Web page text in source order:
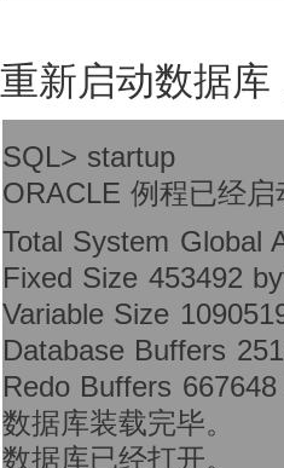
重新启动数据
SQL> startup
ORACLE 例程已经启
Total System Global
Fixed Size 453492
Variable Size
Database Buffers
Redo Buffers
数据库装载完毕。
数据库已经打开。